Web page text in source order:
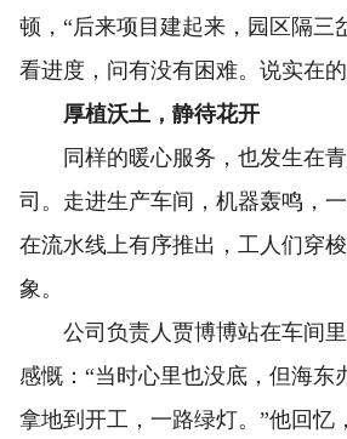
顿，“后来项目建起来，园区隔三
看进度，问有没有困难。说实在
厚植沃土，静待花开
同样的暖心服务，也发生在青
司。走进生产车间，机器轰鸣，
在流水线上有序推出，工人们穿
象。
公司负责人贾博博站在车间里
感慨：“当时心里也没底，但海东
拿地到开工，一路绿灯。”他回忆